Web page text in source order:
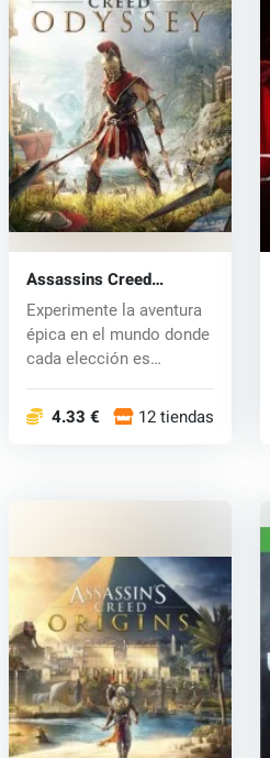
Assassins Creed
Odyssey (Xbox One) key
Experimente la aventura
épica en el mundo donde
cada elección es
4.33 € 12 tiendas